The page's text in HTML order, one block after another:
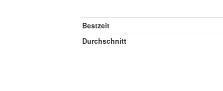
Bestzeit
Durchschnitt